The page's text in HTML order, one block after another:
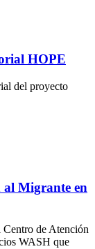
HOPE
del proyecto
al Migrante en
de Atención
WASH que